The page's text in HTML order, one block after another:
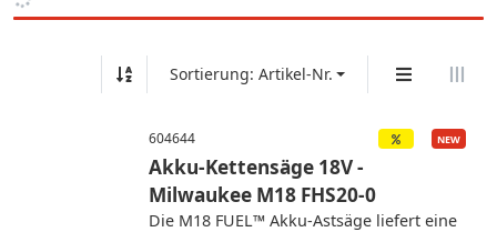
Sortierung: Artikel-Nr.
604644
Akku-Kettensäge 18V -
Milwaukee M18 FHS20-0
Die M18 FUEL™ Akku-Astsäge liefert eine